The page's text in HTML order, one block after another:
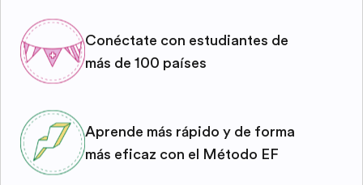
Conéctate con estudiantes de
más de 100 países
Aprende más rápido y de forma
más eficaz con el Método EF